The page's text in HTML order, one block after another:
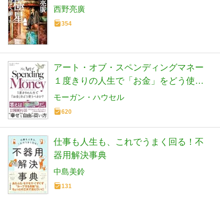
西野亮廣
354
アート・オブ・スペンディングマネー
１度きりの人生で「お金」をどう使う
べきか？
モーガン・ハウセル
620
仕事も人生も、これでうまく回る！不
器用解決事典
中島美鈴
131